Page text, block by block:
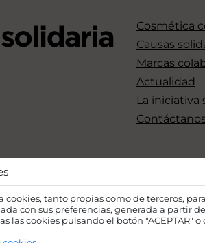
cookies, tanto propias como de terceros,
con sus preferencias, generada a partir
las cookies pulsando el botón "ACEPTAR"
Cosmética
Causas
Marcas
Actualidad
La iniciativa
Contáctanos